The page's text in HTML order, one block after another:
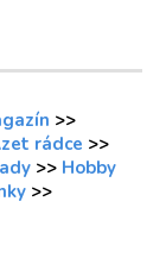
>>
rádce >>
>> Hobby
>>